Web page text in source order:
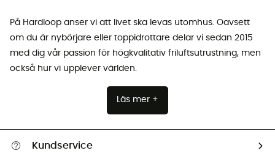
På Hardloop anser vi att livet ska levas utomhus. Oavsett
om du är nybörjare eller toppidrottare delar vi sedan 2015
med dig vår passion för högkvalitativ friluftsutrustning, men
också hur vi upplever världen.
Läs mer +
Kundservice